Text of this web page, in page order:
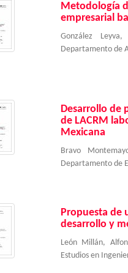
Metodología
empresarial
González
Departamento de
Desarrollo de
de LACRM
Mexicana
Bravo
Departamento de
Propuesta de
desarrollo y
León Millán,
Estudios en